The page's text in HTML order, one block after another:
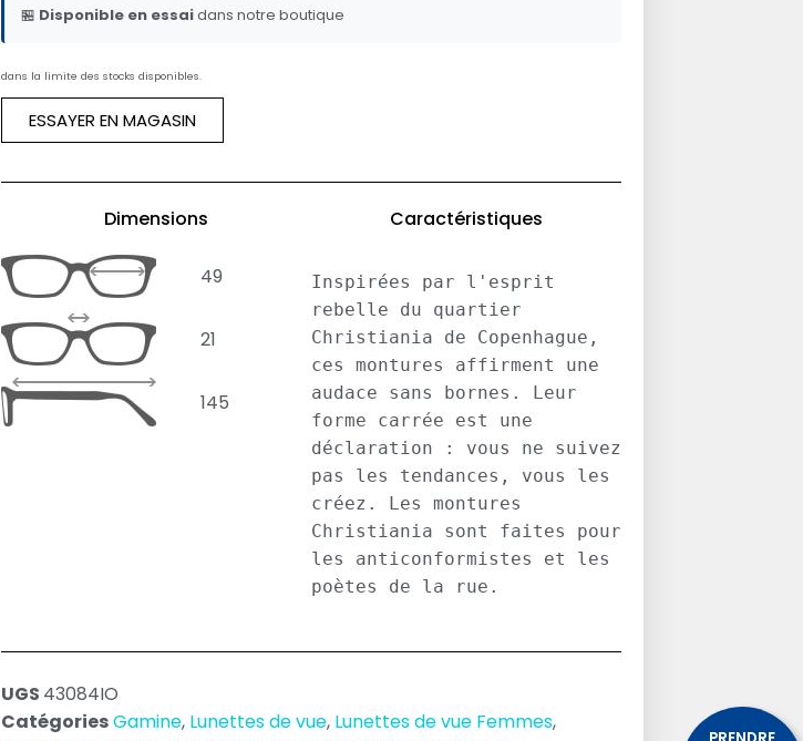
🏪 Disponible en essaidans notre boutique
dans la limite des stocks disponibles.
ESSAYER EN MAGASIN
Dimensions
49
21
145
Caractéristiques
Inspirées par l'esprit
rebelle du quartier
Christiania de Copenhague,
ces montures affirment une
audace sans bornes. Leur
forme carrée est une
déclaration : vous ne suivez
pas les tendances, vous les
créez. Les montures
Christiania sont faites pour
les anticonformistes et les
poètes de la rue.
UGS 43084IO
CatégoriesGamine, Lunettes de vue, Lunettes de vue Femmes,